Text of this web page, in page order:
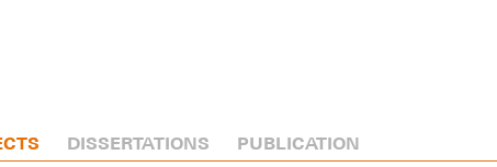
DISSERTATIONS PUBLICATION